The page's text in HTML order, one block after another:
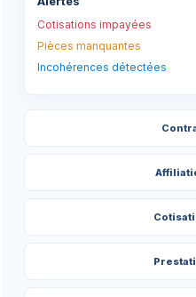
Cotisations impayées
Pièces manquantes
Incohérences détectées